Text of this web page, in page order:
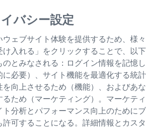
術顕微鏡の
850/
、11月14日よ
科学会にて
バシー設定
ウェブサイト体験を提供するため、様
け入れる」をクリックすることで、以
のとみなされる：ログイン情報を記憶
必要）、サイト機能を最適化する統
を向上させるため（機能）、およびあ
るため（マーケティング）。マーケテ
分析とパフォーマンス向上のために
許可することになる。詳細情報とカス